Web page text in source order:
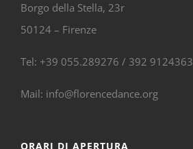
Borgo della Stella, 23r
50124 – Firenze
Tel: +39 055.289276 / 392 9124363
Mail: info@florencedance.org
ORARI DI APERTURA